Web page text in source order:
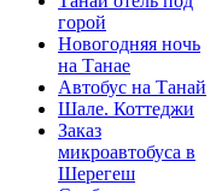
горой
Новогодняя ночь
на Танае
Автобус на Танай
Шале. Коттеджи
Заказ
микроавтобуса в
Шерегеш